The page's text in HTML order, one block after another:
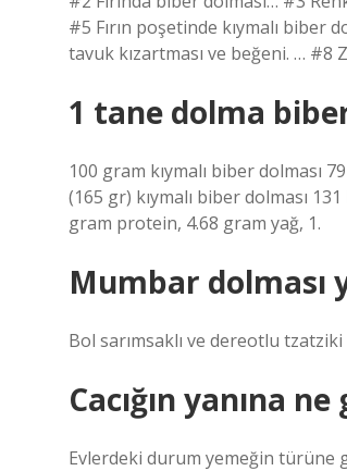
#5 Fırın poşetinde kıymalı biber
tavuk kızartması ve beğeni. … #8
1 tane dolma
100 gram kıymalı biber dolması
(165 gr) kıymalı biber dolması
gram protein, 4.68 gram yağ, 1.
Mumbar dolması
Bol sarımsaklı ve dereotlu
Cacığın yanına
Evlerdeki durum yemeğin türüne